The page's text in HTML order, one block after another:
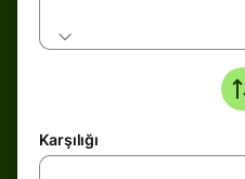
Karşılığı